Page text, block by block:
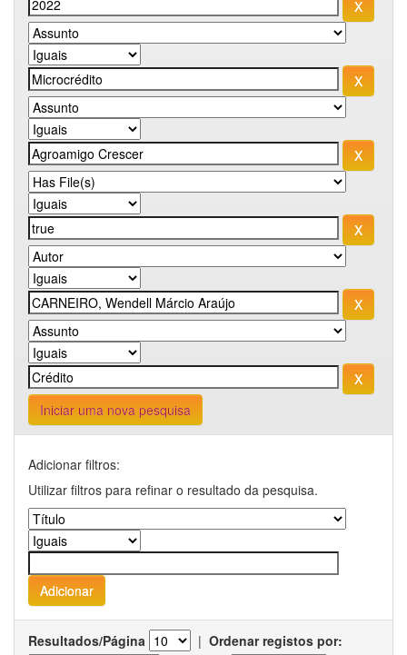
Iniciar uma nova pesquisa
Adicionar filtros:
Utilizar filtros para refinar o resultado da pesquisa.
Resultados/Página | Ordenar registos por: